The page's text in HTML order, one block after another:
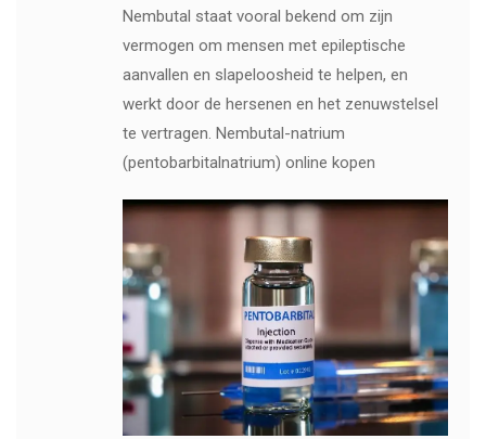
Nembutal staat vooral bekend om zijn
vermogen om mensen met epileptische
aanvallen en slapeloosheid te helpen, en
werkt door de hersenen en het zenuwstelsel
te vertragen. Nembutal-natrium
(pentobarbitalnatrium) online kopen